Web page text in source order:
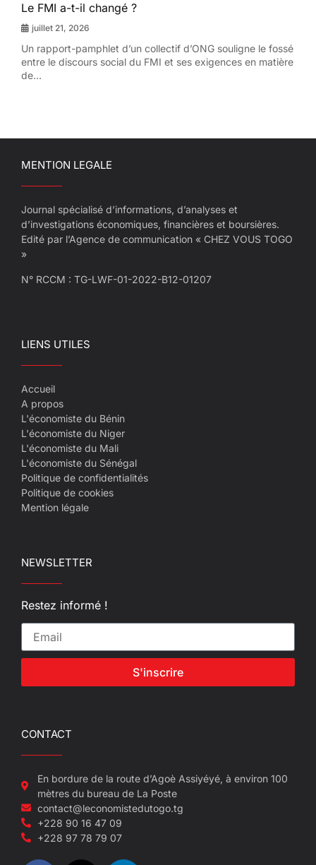
Le FMI a-t-il changé ?
juillet 21, 2026
Un rapport-pamphlet d’un collectif d’ONG souligne le fossé
entre le discours social du FMI et ses exigences en matière
de...
MENTION LEGALE
Journal spécialisé d’informations, d’analyses et
d’investigations économiques, financières et boursières.
Edité par l’Agence de communication « CHEZ VOUS TOGO
»
N° RCCM : TG-LWF-01-2022-B12-01207
LIENS UTILES
Accueil
A propos
L'économiste du Bénin
L'économiste du Niger
L'économiste du Mali
L'économiste du Sénégal
Politique de confidentialités
Politique de cookies
Mention légale
NEWSLETTER
Restez informé !
S'inscrire
CONTACT
En bordure de la route d’Agoè Assiyéyé, à environ 100
mètres du bureau de La Poste
contact@leconomistedutogo.tg
+228 90 16 47 09
+228 97 78 79 07